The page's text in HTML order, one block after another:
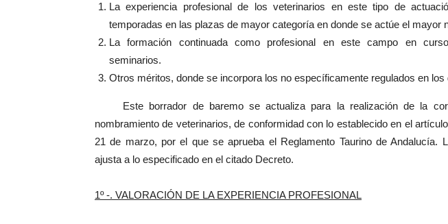
La experiencia profesional de los veterinarios en este tipo de
temporadas en las plazas de mayor categoría en donde se actúe el mayor
La formación continuada como profesional en este campo en
seminarios.
Otros méritos, donde se incorpora los no específicamente regulados en
Este borrador de baremo se actualiza para la realización de la
nombramiento de veterinarios, de conformidad con lo establecido en el
21 de marzo, por el que se aprueba el Reglamento Taurino de Andalucía.
ajusta a lo especificado en el citado Decreto.
1º -. VALORACIÓN DE LA EXPERIENCIA PROFESIONAL